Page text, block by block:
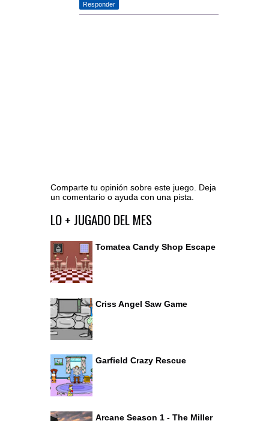
Responder
Comparte tu opinión sobre este juego. Deja
un comentario o ayuda con una pista.
Ir al editor de comentarios
LO + JUGADO DEL MES
Tomatea Candy Shop Escape
Criss Angel Saw Game
Garfield Crazy Rescue
Arcane Season 1 - The Miller